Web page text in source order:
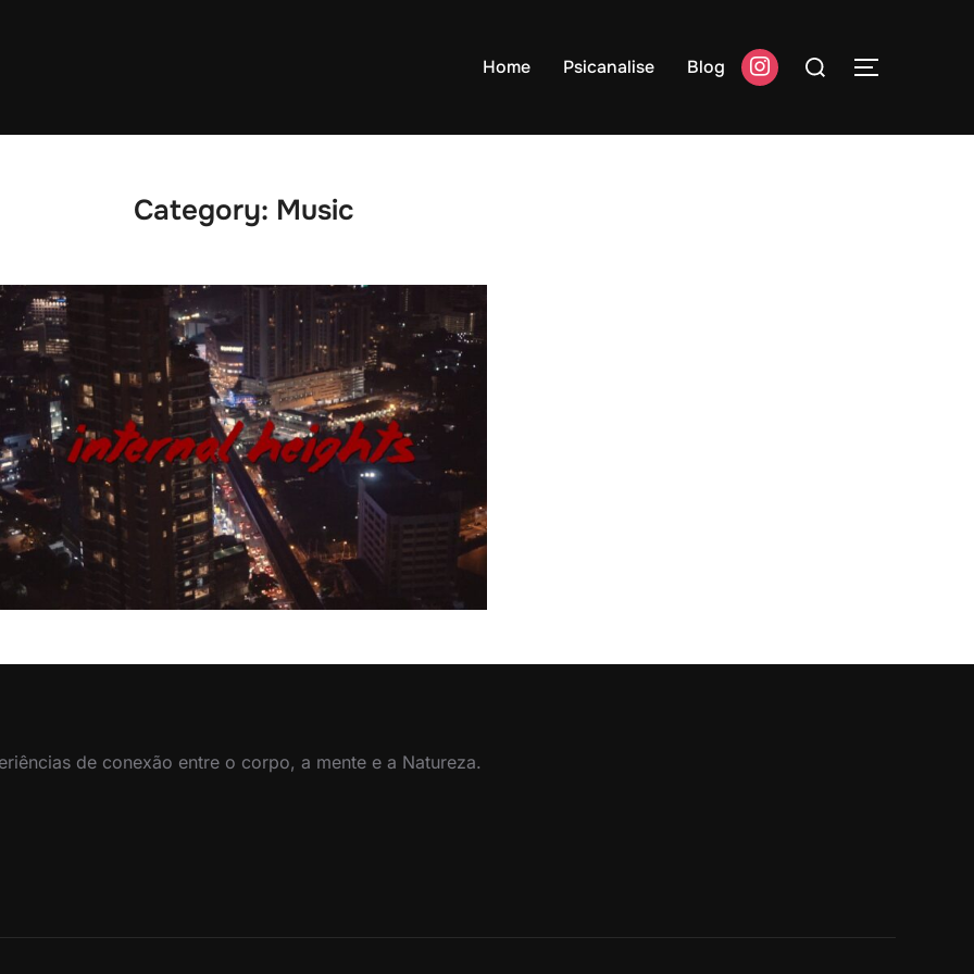
Home Psicanalise Blog
Pesquisar
por:
Category: Music
de conexão entre o corpo, a mente e a Natureza.